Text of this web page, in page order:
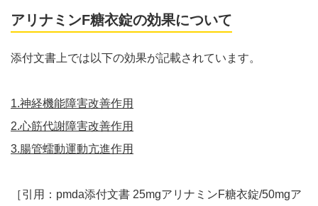
アリナミンF糖衣錠の効果について
添付文書上では以下の効果が記載されています。
1.神経機能障害改善作用
2.心筋代謝障害改善作用
3.腸管蠕動運動亢進作用
［引用：pmda添付文書 25mgアリナミンF糖衣錠/50mgア